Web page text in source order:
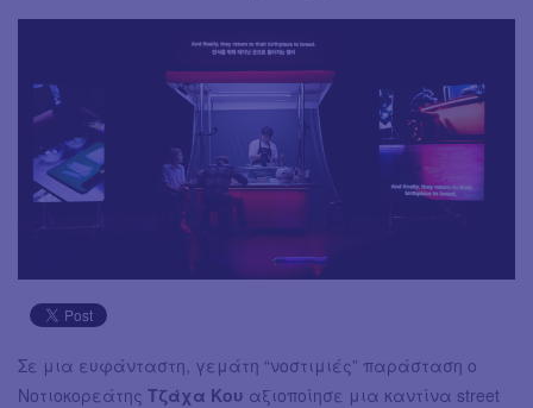
Σε μια ευφάνταστη, γεμάτη “νοστιμιές” παράσταση ο
Νοτιοκορεάτης Τζάχα Κου αξιοποίησε μια καντίνα street